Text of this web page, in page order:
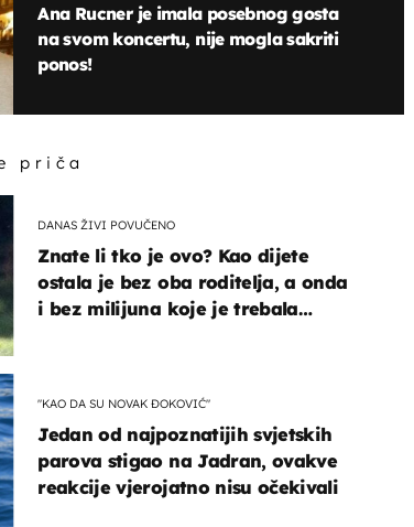
Ana Rucner je imala posebnog gosta
na svom koncertu, nije mogla sakriti
ponos!
priča
DANAS ŽIVI POVUČENO
Znate li tko je ovo? Kao dijete
ostala je bez oba roditelja, a onda
i bez milijuna koje je trebala
"KAO DA SU NOVAK ĐOKOVIĆ"
Jedan od najpoznatijih svjetskih
parova stigao na Jadran, ovakve
reakcije vjerojatno nisu očekivali